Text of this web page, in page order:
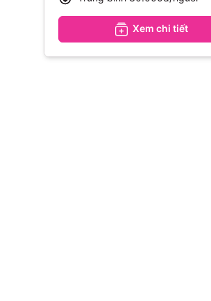
Xem chi tiết